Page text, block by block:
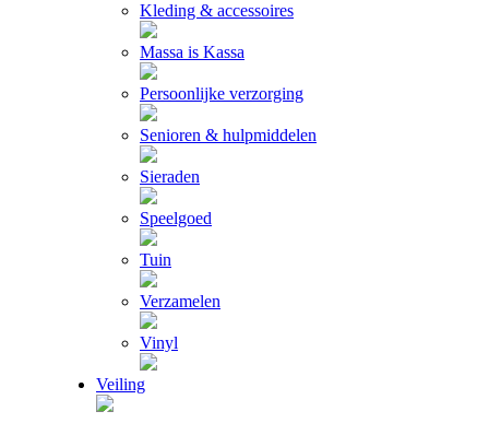
Kleding & accessoires
Massa is Kassa
Persoonlijke verzorging
Senioren & hulpmiddelen
Sieraden
Speelgoed
Tuin
Verzamelen
Vinyl
Veiling